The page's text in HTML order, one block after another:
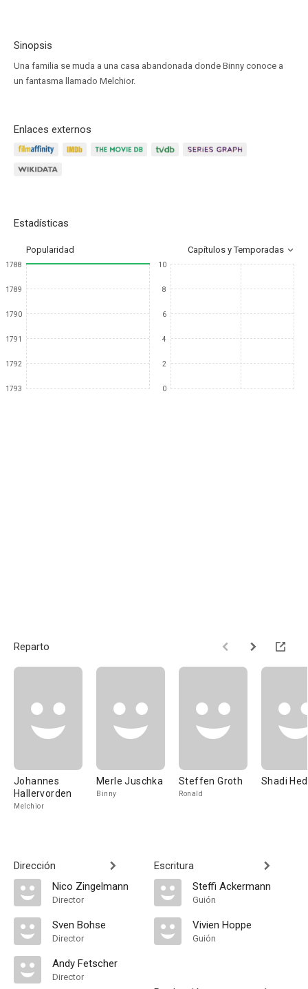
Sinopsis
Una familia se muda a una casa abandonada donde Binny conoce a
un fantasma llamado Melchior.
Enlaces externos
Estadísticas
Popularidad Capítulos y Temporadas
1788
1789
1790
1791
1792
1793
10
8
6
4
2
0
Reparto
Johannes
Hallervorden
Melchior
Merle Juschka
Binny
Steffen Groth
Ronald
Shadi
Dirección
Nico Zingelmann
Director
Sven Bohse
Director
Andy Fetscher
Director
Escritura
Steffi Ackermann
Guión
Vivien Hoppe
Guión